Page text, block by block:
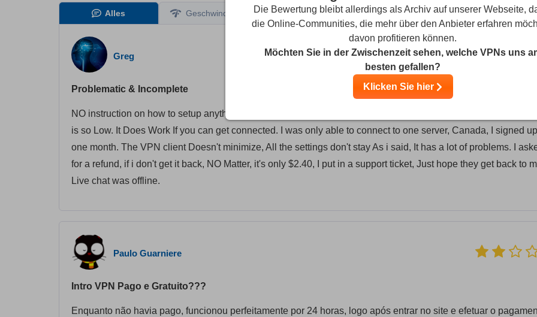
Alles Geschwindigkeit Streaming Sicherheit
Greg
Problematic & Incomplete
NO instruction on how to setup anything, NO " FAQ " Poor Support. Can be very confusing maybe that's why
is so Low. It Does Work If you can get connected. I was only able to connect to one server, Canada, I signed
one month. The VPN client Doesn't minimize, All the settings don't stay As i said, It has a lot of problems. I
for a refund, if i don't get it back, NO Matter, it's only $2.40, I put in a support ticket, Just hope they get back to
Live chat was offline.
Paulo Guarniere
Intro VPN Pago e Gratuito???
Enquanto não havia pago, funcionou perfeitamente por 24 horas, logo após entrar no site e efetuar o
Die Bewertung bleibt allerdings als Archiv auf unserer Webseite,
die Online-Communities, die mehr über den Anbieter erfahren
davon profitieren können.
Möchten Sie in der Zwischenzeit sehen, welche VPNs uns
besten gefallen?
Klicken Sie hier